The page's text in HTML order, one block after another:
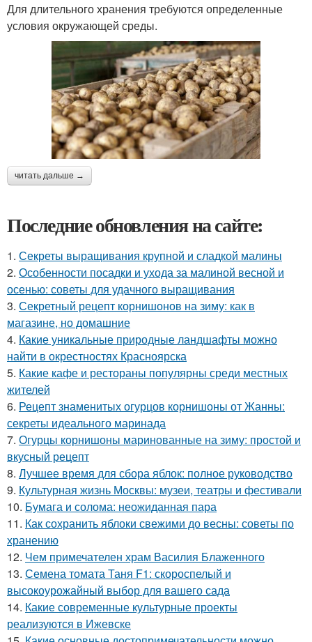
Для длительного хранения требуются определенные
условия окружающей среды.
читать дальше →
Последние обновления на сайте:
1. Секреты выращивания крупной и сладкой малины
2. Особенности посадки и ухода за малиной весной и
осенью: советы для удачного выращивания
3. Секретный рецепт корнишонов на зиму: как в
магазине, но домашние
4. Какие уникальные природные ландшафты можно
найти в окрестностях Красноярска
5. Какие кафе и рестораны популярны среди местных
жителей
6. Рецепт знаменитых огурцов корнишоны от Жанны:
секреты идеального маринада
7. Огурцы корнишоны маринованные на зиму: простой и
вкусный рецепт
8. Лучшее время для сбора яблок: полное руководство
9. Культурная жизнь Москвы: музеи, театры и фестивали
10. Бумага и солома: неожиданная пара
11. Как сохранить яблоки свежими до весны: советы по
хранению
12. Чем примечателен храм Василия Блаженного
13. Семена томата Таня F1: скороспелый и
высокоурожайный выбор для вашего сада
14. Какие современные культурные проекты
реализуются в Ижевске